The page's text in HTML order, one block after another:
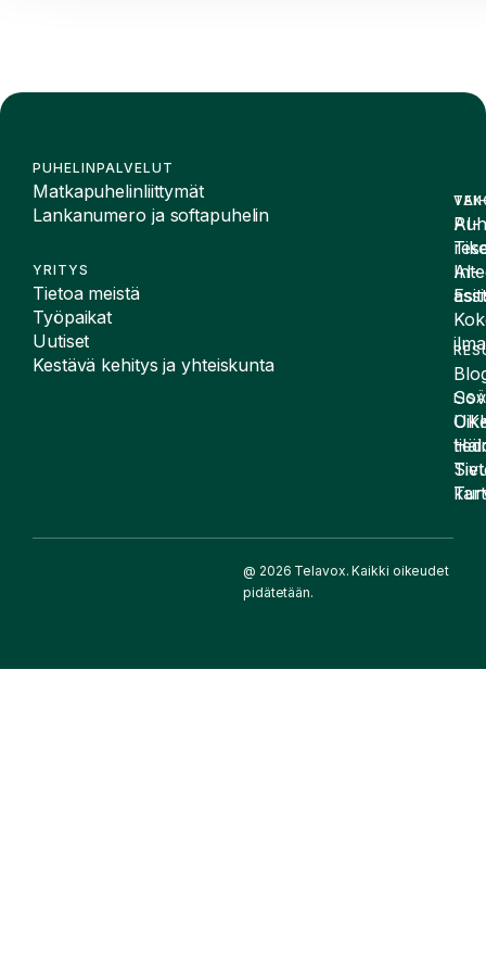
PUHELINPALVELUT
Matkapuhelinliittymät
Lankanumero ja softapuhelin
YRITYS
Tietoa meistä
Työpaikat
Uutiset
Kestävä kehitys ja yhteiskunta
AI-
AI-
@ 2026 Telavox. Kaikki oikeudet
pidätetään.